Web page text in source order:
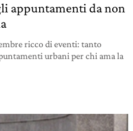
appuntamenti da non
ricco di eventi: tanto
urbani per chi ama la